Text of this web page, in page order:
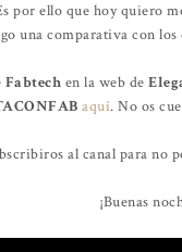
por ello que hoy quiero
una comparativa con
Fabtech en la web de
aquí. No os
al canal para no
¡Buenas